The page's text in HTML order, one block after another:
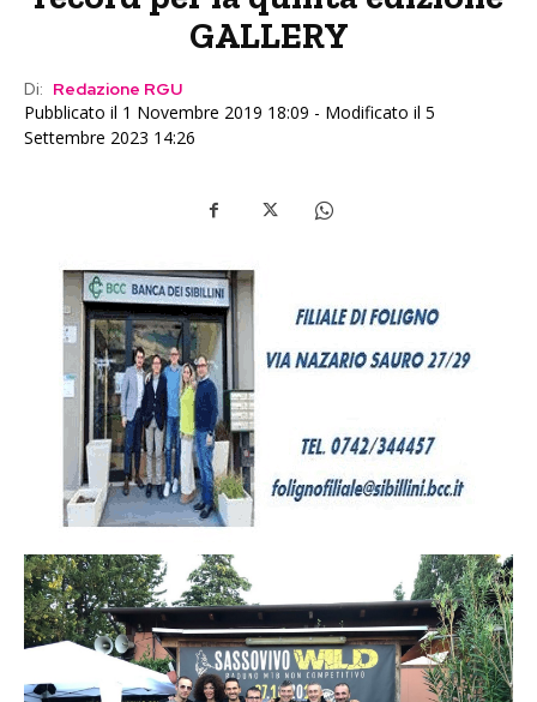
GALLERY
Di: Redazione RGU
Pubblicato il 1 Novembre 2019 18:09 - Modificato il 5
Settembre 2023 14:26